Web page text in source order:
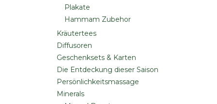
Plakate
Hammam Zubehor
Kräutertees
Diffusoren
Geschenksets & Karten
Die Entdeckung dieser Saison
Persönlichkeitsmassage
Minerals